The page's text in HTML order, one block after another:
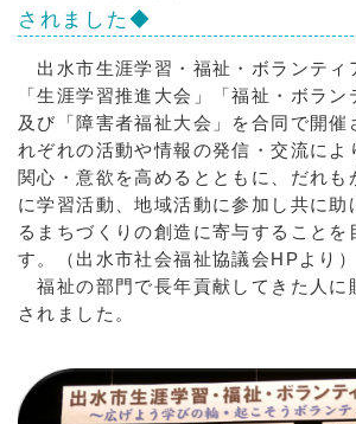
されました◆
出水市生涯学習・福祉・ボランティ
「生涯学習推進大会」「福祉・ボラン
及び「障害者福祉大会」を合同で開催
れぞれの活動や情報の発信・交流によ
関心・意欲を高めるとともに、だれも
に学習活動、地域活動に参加し共に助
るまちづくりの創造に寄与することを
す。（出水市社会福祉協議会HPより）
福祉の部門で長年貢献してきた人に
されました。